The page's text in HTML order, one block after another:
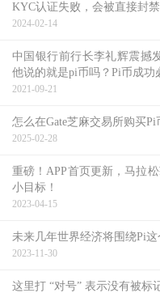
KYC认证失败，会被直接封禁
2024-02-14
中国银行前行长李礼辉震撼
他说的就是pi币吗？Pi币成功
2021-09-21
怎么在Gate芝麻交易所购买Pi
2025-02-28
重磅！APP首页更新，马拉
小目标！
2023-04-15
未来几年世界经济将围绕Pi
2023-11-30
这里打 “对号” 表示没有被标